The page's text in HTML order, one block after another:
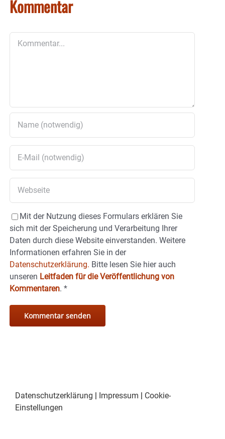
Kommentar
Mit der Nutzung dieses Formulars erklären Sie
sich mit der Speicherung und Verarbeitung Ihrer
Daten durch diese Website einverstanden. Weitere
Informationen erfahren Sie in der
Datenschutzerklärung. Bitte lesen Sie hier auch
unseren Leitfaden für die Veröffentlichung von
Kommentaren. *
Datenschutzerklärung | Impressum | Cookie-
Einstellungen